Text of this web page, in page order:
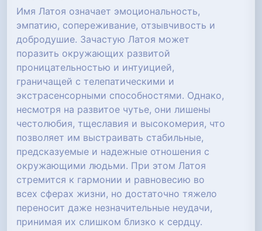
Имя Латоя означает эмоциональность,
эмпатию, сопереживание, отзывчивость и
добродушие. Зачастую Латоя может
поразить окружающих развитой
проницательностью и интуицией,
граничащей с телепатическими и
экстрасенсорными способностями. Однако,
несмотря на развитое чутье, они лишены
честолюбия, тщеславия и высокомерия, что
позволяет им выстраивать стабильные,
предсказуемые и надежные отношения с
окружающими людьми. При этом Латоя
стремится к гармонии и равновесию во
всех сферах жизни, но достаточно тяжело
переносит даже незначительные неудачи,
принимая их слишком близко к сердцу.